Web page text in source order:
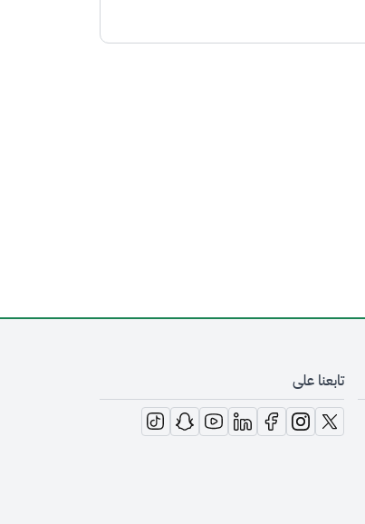
تابعنا على
opens in new window
opens in new window
opens in new window
opens in new window
opens in new window
opens in new window
opens in new window